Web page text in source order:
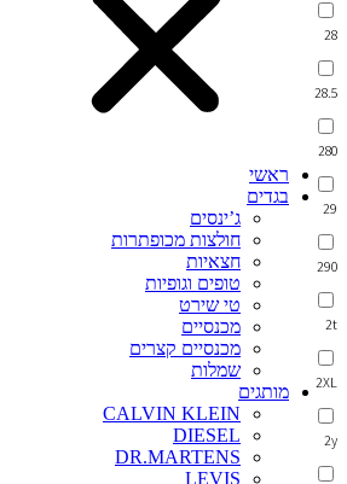
28
28.5
280
29
290
2t
2XL
2y
ראשי
בגדים
ג’ינסים
חולצות מכופתרות
חצאיות
טופים וגופיות
טי שירט
מכנסיים
מכנסיים קצרים
שמלות
מותגים
CALVIN KLEIN
DIESEL
DR.MARTENS
LEVIS